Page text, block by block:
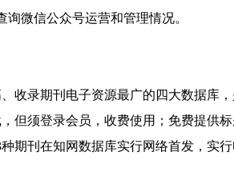
微信公众号运营和管理情况。
收录期刊电子资源最广的四大数据库
但须登录会员，收费使用；免费提供
期刊在知网数据库实行网络首发，实行